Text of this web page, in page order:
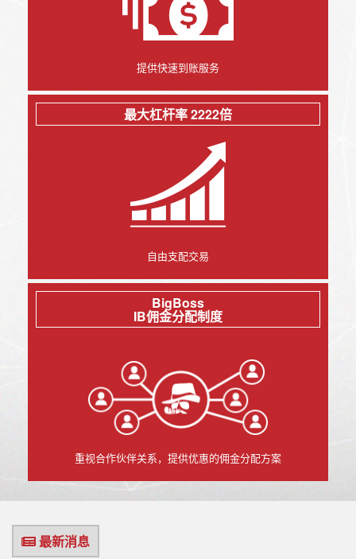
提供快速到账服务
最大杠杆率 2222倍
自由支配交易
BigBoss
IB佣金分配制度
重视合作伙伴关系，提供优惠的佣金分配方案
最新消息